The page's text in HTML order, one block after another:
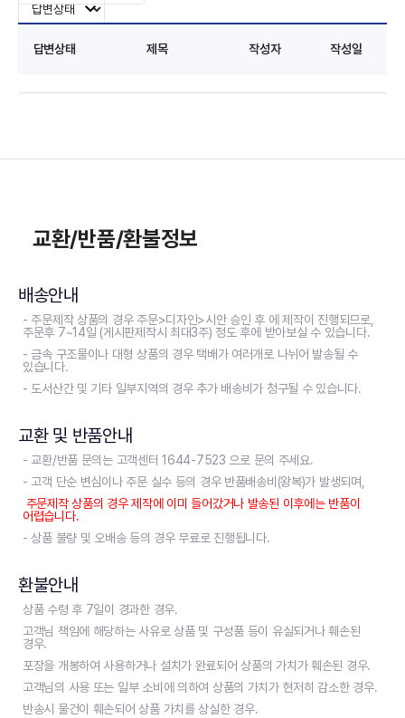
답변상태 제목 작성자 작성일
교환/반품/환불정보
배송안내
- 주문제작 상품의 경우 주문>디자인>시안 승인 후 에 제작이 진행되므로,
주문후 7~14일 (게시판제작시 최대3주) 정도 후에 받아보실 수 있습니다.
- 금속 구조물이나 대형 상품의 경우 택배가 여러개로 나뉘어 발송될 수
있습니다.
- 도서산간 및 기타 일부지역의 경우 추가 배송비가 청구될 수 있습니다.
교환 및 반품안내
- 교환/반품 문의는 고객센터 1644-7523 으로 문의 주세요.
- 고객 단순 변심이나 주문 실수 등의 경우 반품배송비(왕복)가 발생되며,
주문제작 상품의 경우 제작에 이미 들어갔거나 발송된 이후에는 반품이
어렵습니다.
- 상품 불량 및 오배송 등의 경우 무료로 진행됩니다.
환불안내
상품 수령 후 7일이 경과한 경우.
고객님 책임에 해당하는 사유로 상품 및 구성품 등이 유실되거나 훼손된
경우.
포장을 개봉하여 사용하거나 설치가 완료되어 상품의 가치가 훼손된 경우.
고객님의 사용 또는 일부 소비에 의하여 상품의 가치가 현저히 감소한 경우.
반송시 물건이 훼손되어 상품 가치를 상실한 경우.